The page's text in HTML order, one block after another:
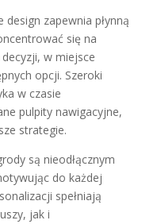
design zapewnia płynną
się na
w miejsce
opcji. Szeroki
w czasie
pulpity nawigacyjne,
strategie.
są nieodłącznym
do każdej
spełniają
jak i